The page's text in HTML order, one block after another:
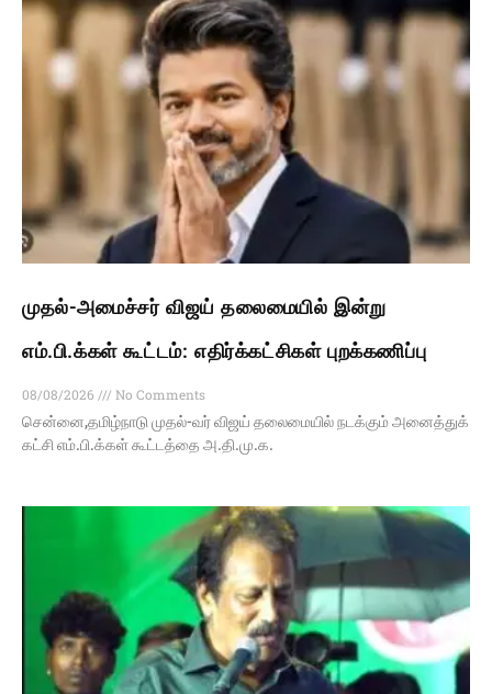
முதல்-அமைச்சர் விஜய் தலைமையில் இன்று
எம்.பி.க்கள் கூட்டம்: எதிர்க்கட்சிகள் புறக்கணிப்பு
08/08/2026
No Comments
சென்னை,தமிழ்நாடு முதல்-வர் விஜய் தலைமையில் நடக்கும் அனைத்துக்
கட்சி எம்.பி.க்கள் கூட்டத்தை அ.தி.மு.க.